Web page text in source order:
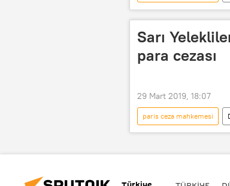
kara para
Paris
Sarı
para cezası
29 Mart 2019, 18:07
paris ceza mahkemesi
Eric Drouet